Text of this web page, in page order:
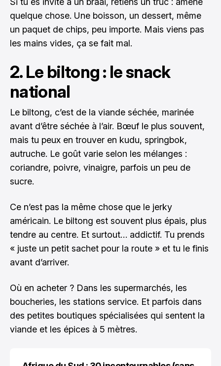
quelque chose. Une boisson, un dessert, même
un paquet de chips, peu importe. Mais viens pas
les mains vides, ça se fait mal.
2. Le biltong : le snack
national
Le biltong, c’est de la viande séchée, marinée
avant d’être séchée à l’air. Bœuf le plus souvent,
mais tu peux en trouver en kudu, springbok,
autruche. Le goût varie selon les mélanges :
coriandre, poivre, vinaigre, parfois un peu de
sucre.
Ce n’est pas la même chose que le jerky
américain. Le biltong est souvent plus épais, plus
tendre au centre. Et surtout… addictif. Tu prends
« juste un petit sachet pour la route » et tu le finis
avant d’arriver.
Où en acheter ? Dans les supermarchés, les
boucheries, les stations service. Et parfois dans
des petites boutiques spécialisées qui sentent la
viande et les épices à 5 mètres.